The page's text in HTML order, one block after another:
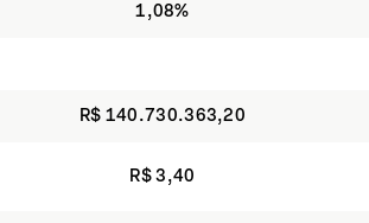
1,08%
R$ 140.730.363,20
R$ 3,40